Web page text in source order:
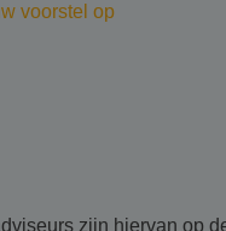
voorstel op
zijn hiervan op